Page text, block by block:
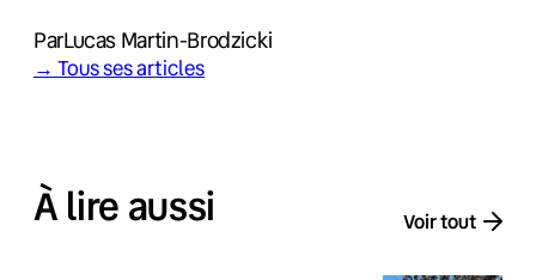
ParLucas Martin-Brodzicki
→ Tous ses articles
À lire aussi Voir tout